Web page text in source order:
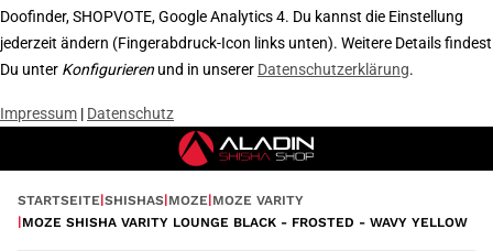
Doofinder, SHOPVOTE, Google Analytics 4. Du kannst die Einstellung
jederzeit ändern (Fingerabdruck-Icon links unten). Weitere Details findest
Du unter Konfigurieren und in unserer Datenschutzerklärung.
Impressum | Datenschutz
STARTSEITE SHISHAS MOZE MOZE VARITY
MOZE SHISHA VARITY LOUNGE BLACK - FROSTED - WAVY YELLOW